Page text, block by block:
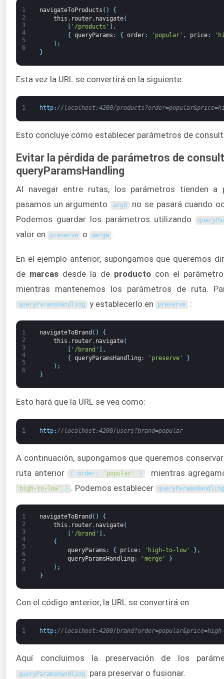
1
2
3
4
5
6
navigateToProducts ( )
{
this . router. navigate(
'/products'
,
{
queryParams : { order: 'popular' , price:
) ;
}
Esta vez la URL se convertirá en la siguiente:
1 http: //localhost:4200/
Esto concluye cómo establecer parámetros de
Evitar la pérdida de parámetros de
queryParamsHandling
Al navegar entre rutas, los parámetros tienden a
pasamos un argumento arg0 no se pasará cuando
Podemos guardar los parámetros utilizando
valor en preserve o merge .
En el ejemplo anterior, supongamos que queremos
de marcas desde la de producto con el
mientras mantenemos los parámetros de ruta.
queryParamsHandling y establecerlo en preserve :
1
2
3
4
5
6
navigateToBrand ( )
{
this . router. navigate(
[ '/brand' ] ,
{ queryParamsHandling : 'preserve'
}
) ;
}
Esto hará que la URL se vea como:
1 http: //localhost:4200/users?brand=popular
A continuación, supongamos que queremos
ruta anterior
{ order : 'popular' } mientras
'high-to-low' } . Podemos establecer queryParamsHandling
1
2
3
4
5
6
7
8
navigateToBrand ( )
{
this . router. navigate(
[ '/brand' ] ,
{
queryParams : { price: 'high-to-low' } ,
queryParamsHandling : 'merge'
}
) ;
}
Con el código anterior, la URL se convertirá en:
1 http: //localhost:4200/
Aquí concluimos la preservación de los
queryParamsHandling para preservar o fusionar.